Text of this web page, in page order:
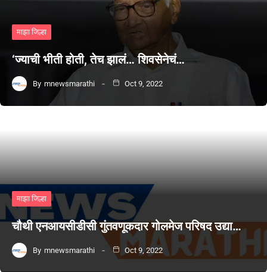
माझा जिल्हा
‘ज्याची भीती होती, तेच झालं… शिवसेनेचं…
By mnewsmarathi Oct 9, 2022
माझा जिल्हा
चौथी एनआयसीडीसी गुंतवणूकदार गोलमेज परिषद उद्या…
By mnewsmarathi Oct 9, 2022